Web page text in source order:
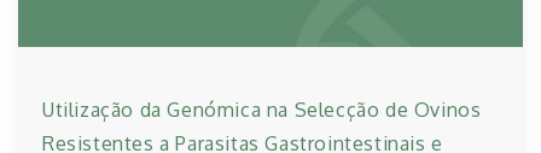
Utilização da Genómica na Selecção de Ovinos
Resistentes a Parasitas Gastrointestinais e